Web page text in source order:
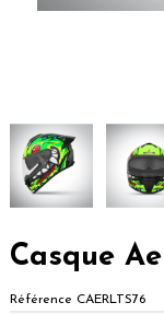
Casque
Référence CAERLTS76